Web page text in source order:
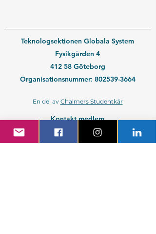
Teknologsektionen Globala System
Fysikgården 4
412 58 Göteborg
Organisationsnummer: 802539-3664
En del av Chalmers Studentkår
Kontakt medlem
Kontakt företag